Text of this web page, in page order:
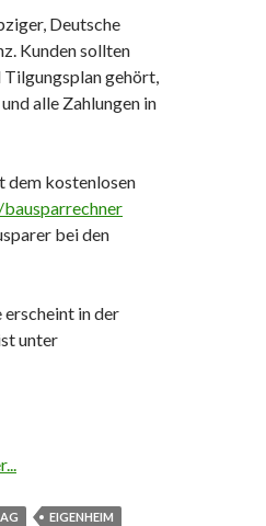
Deutsche
Kunden sollten
Tilgungsplan gehört,
alle Zahlungen in
dem kostenlosen
bei den
in der
unter
EIGENHEIM